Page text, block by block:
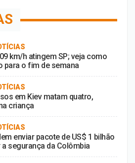
km/h atingem SP; veja como
para o fim de semana
em Kiev matam quatro,
criança
enviar pacote de US$ 1 bilhão
a segurança da Colômbia